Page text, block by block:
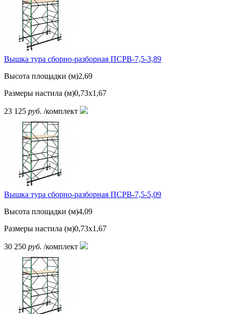
Вышка тура сборно-разборная ПСРВ-7,5-3,89
Высота площадки (м)2,69
Размеры настила (м)0,73х1,67
23 125 руб. /комплект
Вышка тура сборно-разборная ПСРВ-7,5-5,09
Высота площадки (м)4,09
Размеры настила (м)0,73х1,67
30 250 руб. /комплект